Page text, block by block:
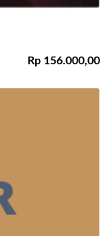
Rp 156.000,00